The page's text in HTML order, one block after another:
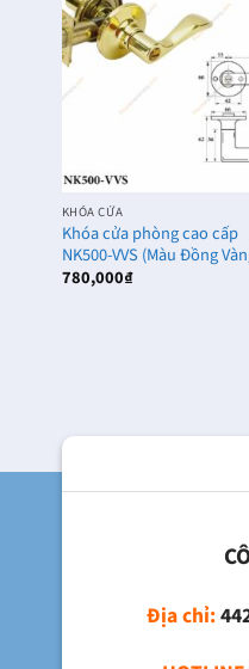
KHÓA CỬA
Khóa cửa phòng cao cấp
NK500-VVS (Màu Đồng
780,000₫
Địa chỉ: